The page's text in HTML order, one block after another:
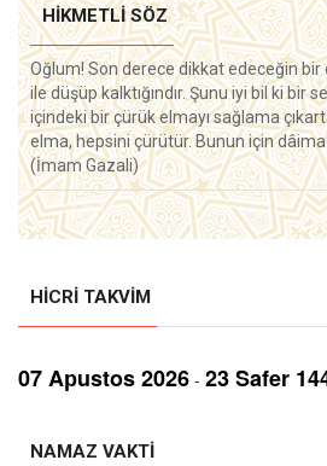
HIKMETLI SÖZ
Oğlum! Son derece dikkat edeceğin
ile düşüp kalktığındır. Şunu iyi bil ki bir
içindeki bir çürük elmayı sağlama
elma, hepsini çürütür. Bunun için
(İmam Gazali)
HICRI TAKVIM
07 Aрustos 2026 - 23 Safer
NAMAZ VAKTI